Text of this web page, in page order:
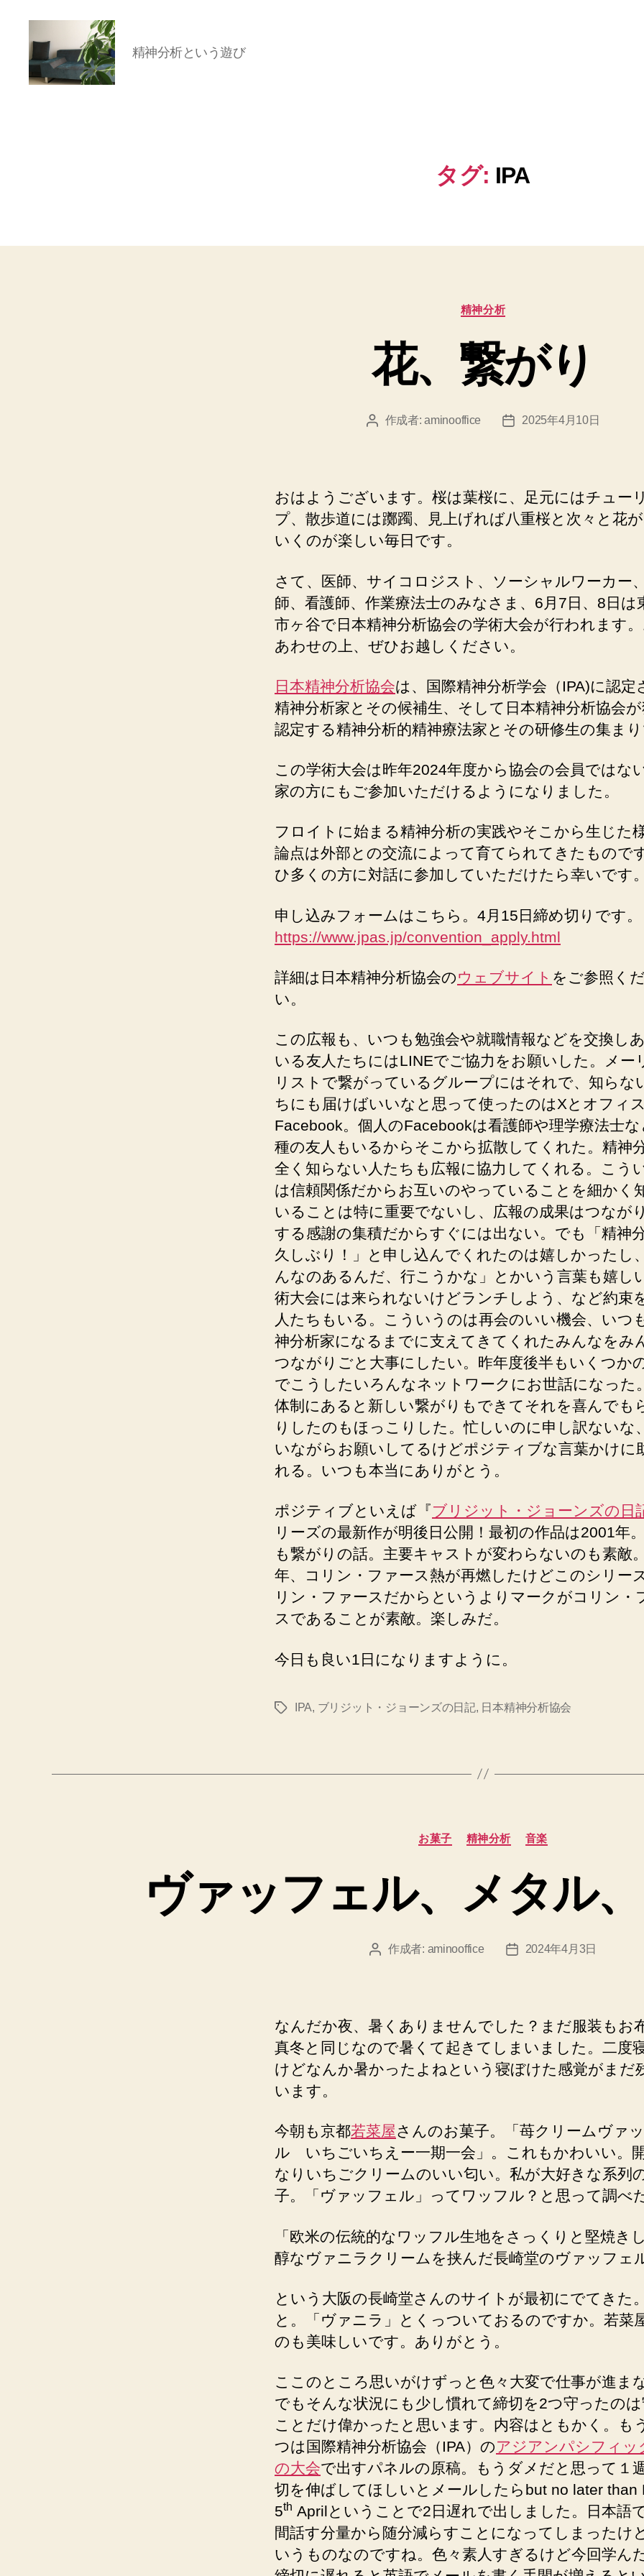
の
精神分析という遊び
タグ: IPA
カ
テ
リ
ー
精神分析
花、繋がり
投 作成者:aminooffice
投
2025年4月10日
おはようございます。桜は葉桜に、足元にはチュー
プ、散歩道には躑躅、見上げれば八重桜と次々と花
いくのが楽しい毎日です。
さて、医師、サイコロジスト、ソーシャルワーカー
師、看護師、作業療法士のみなさま、6月7日、8日は
市ヶ谷で日本精神分析協会の学術大会が行われます
あわせの上、ぜひお越しください。
日本精神分析協会は、国際精神分析学会（IPA)に認定
精神分析家とその候補生、そして日本精神分析協会
認定する精神分析的精神療法家とその研修生の集ま
この学術大会は昨年2024年度から協会の会員ではな
家の方にもご参加いただけるようになりました。
フロイトに始まる精神分析の実践やそこから生じた
論点は外部との交流によって育てられてきたもので
ひ多くの方に対話に参加していただけたら幸いです
申し込みフォームはこちら。4月15日締め切りです。
https://www.jpas.jp/convention_apply.html
詳細は日本精神分析協会のウェブサイト をご参照く
い。
この広報も、いつも勉強会や就職情報などを交換し
いる友人たちにはLINEでご協力をお願いした。メー
リストで繋がっているグループにはそれで、知らな
ちにも届けばいいなと思って使ったのはXとオフィ
Facebook。個人のFacebookは看護師や理学療法士
種の友人もいるからそこから拡散してくれた。精神
全く知らない人たちも広報に協力してくれる。こう
は信頼関係だからお互いのやっていることを細かく
いることは特に重要でないし、広報の成果はつなが
する感謝の集積だからすぐには出ない。でも「精神
久しぶり！」と申し込んでくれたのは嬉しかったし
んなのあるんだ、行こうかな」とかいう言葉も嬉し
術大会には来られないけどランチしよう、など約束
人たちもいる。こういうのは再会のいい機会、いつ
神分析家になるまでに支えてきてくれたみんなをみ
つながりごと大事にしたい。昨年度後半もいくつか
でこうしたいろんなネットワークにお世話になった
体制にあると新しい繋がりもできてそれを喜んでも
りしたのもほっこりした。忙しいのに申し訳ないな
いながらお願いしてるけどポジティブな言葉かけに
れる。いつも本当にありがとう。
ポジティブといえば『ブリジット・ジョーンズの日
リーズの最新作が明後日公開！最初の作品は2001年
も繋がりの話。主要キャストが変わらないのも素敵
年、コリン・ファース熱が再燃したけどこのシリー
リン・ファースだからというよりマークがコリン・
スであることが素敵。楽しみだ。
今日も良い1日になりますように。
タ
IPA, ブリジット・ジョーンズの日記, 日本精神分析協会
カ
テ
リ
ー
お菓子 精神分析 音楽
ヴァッフェル、メタル
投 作成者: aminooffice
投
2024年4月3日
なんだか夜、暑くありませんでした？まだ服装もお
真冬と同じなので暑くて起きてしまいました。二度
けどなんか暑かったよねという寝ぼけた感覚がまだ
います。
今朝も京都若菜屋さんのお菓子。「苺クリームヴァ
ル いちごいちえー一期一会」。これもかわいい。
なりいちごクリームのいい匂い。私が大好きな系列
子。「ヴァッフェル」ってワッフル？と思って調べ
「欧米の伝統的なワッフル生地をさっくりと堅焼き
醇なヴァニラクリームを挟んだ長崎堂のヴァッフェ
という大阪の長崎堂さんのサイトが最初にでてきた
と。「ヴァニラ」とくっついておるのですか。若菜
のも美味しいです。ありがとう。
ここのところ思いがけずっと色々大変で仕事が進ま
でもそんな状況にも少し慣れて締切を2つ守ったの
ことだけ偉かったと思います。内容はともかく。も
つは国際精神分析協会（IPA）のアジアンパシフィッ
の大会で出すパネルの原稿。もうダメだと思って１
切を伸ばしてほしいとメールしたらbut no later than
5th Aprilということで2日遅れで出しました。日本語
間話す分量から随分減らすことになってしまったけ
いうものなのですね。色々素人すぎるけど今回学ん